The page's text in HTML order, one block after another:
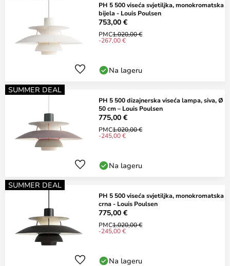
PH 5 500 viseća svjetiljka, monokromatska
bijela - Louis Poulsen
753,00 €
PMC1.020,00 €
-267,00 €
Na lageru
SUMMER DEAL
PH 5 500 dizajnerska viseća lampa, siva, Ø
50 cm – Louis Poulsen
775,00 €
PMC1.020,00 €
-245,00 €
Na lageru
SUMMER DEAL
PH 5 500 viseća svjetiljka, monokromatska
crna - Louis Poulsen
775,00 €
PMC1.020,00 €
-245,00 €
Na lageru